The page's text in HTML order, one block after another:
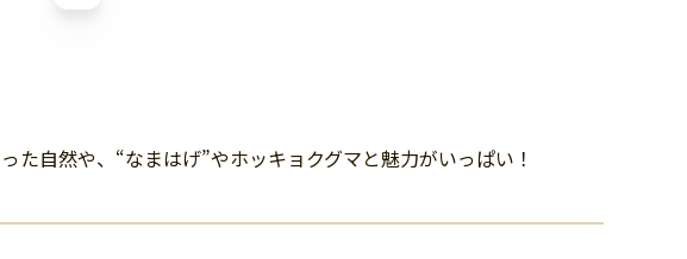
自然や、“なまはげ”やホッキョクグマと魅力がいっぱい！